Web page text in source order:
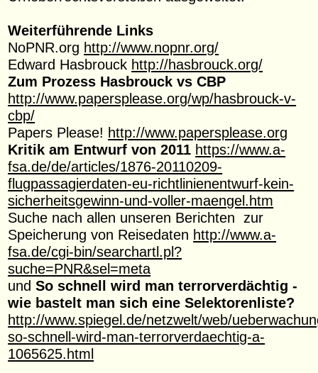
Weiterführende Links
NoPNR.org http://www.nopnr.org/
Edward Hasbrouck http://hasbrouck.org/
Zum Prozess Hasbrouck vs CBP
http://www.papersplease.org/wp/hasbrouck-v-
cbp/
Papers Please! http://www.papersplease.org
Kritik am Entwurf von 2011 https://www.a-
fsa.de/de/articles/1876-20110209-
flugpassagierdaten-eu-richtlinienentwurf-kein-
sicherheitsgewinn-und-voller-maengel.htm
Suche nach allen unseren Berichten zur
Speicherung von Reisedaten http://www.a-
fsa.de/cgi-bin/searchartl.pl?
suche=PNR&sel=meta
undSo schnell wird man terrorverdächtig -
wie bastelt man sich eine Selektorenliste?
http://www.spiegel.de/netzwelt/web/
so-schnell-wird-man-terrorverdaechtig-a-
1065625.html